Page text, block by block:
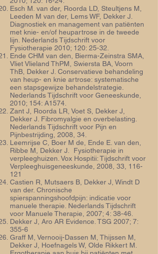
Esch M. van der, Roorda LD, Steultjens M,
Leeden M van der, Lems WF, Dekker J.
Diagnostiek en management van patiënten
met knie- en/of heupartrose in de tweede
lijn. Nederlands Tijdschrift voor
Fysiotherapie 2010; 120: 25-32.
Ende CHM van den, Bierma-Zeinstra SMA,
Vliet Vlieland ThPM, Swiersta BA, Voorn
ThB, Dekker J. Conservatieve behandeling
van heup- en knie artrose: systematische
een stapsgewijze behandelstrategie.
Nederlands Tijdschrift voor Geneeskunde,
2010; 154: A1574.
Zant J, Roorda LR, Voet S, Dekker J,
Dekker J. Fibromyalgie en overbelasting.
Nederlands Tijdschrift voor Pijn en
Pijnbestrijding, 2008, 34.
Leemrijse C, Boer M de, Ende E. van den,
Ribbe M, Dekker J. Fysiotherapie in
verpleeghuizen. Vox Hospitii: Tijdschrift voor
Verpleeghuisgeneeskunde, 2008, 33, 116-
121
Castien R, Mutsaers B, Dekker J, Windt D
van der. Chronische
spierspanningshoofdpijn: indicatie voor
manuele therapie. Nederlands Tijdschrift
voor Manuele Therapie, 2007; 4: 38-46.
Dekker J, Aro AR Evidence. TSG 2007; 7:
355-6
Graff M, Vernooij-Dassen M, Thijssen M,
Dekker J, Hoefnagels W, Olde Rikkert M.